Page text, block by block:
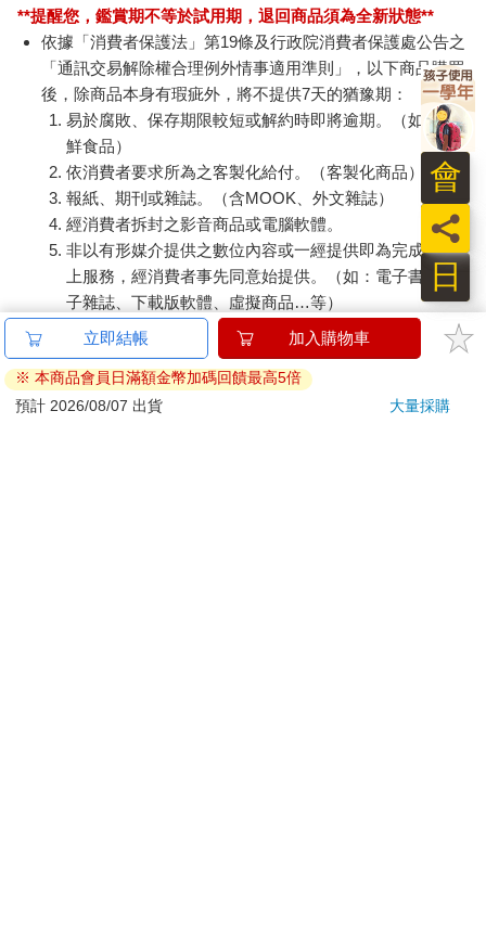
**提醒您，鑑賞期不等於試用期，退回商品須為全新狀態**
依據「消費者保護法」第19條及行政院消費者保護處公告之
「通訊交易解除權合理例外情事適用準則」，以下商品購買
後，除商品本身有瑕疵外，將不提供7天的猶豫期：
易於腐敗、保存期限較短或解約時即將逾期。（如：生
鮮食品）
依消費者要求所為之客製化給付。（客製化商品）
報紙、期刊或雜誌。（含MOOK、外文雜誌）
經消費者拆封之影音商品或電腦軟體。
非以有形媒介提供之數位內容或一經提供即為完成之線
上服務，經消費者事先同意始提供。（如：電子書、電
子雜誌、下載版軟體、虛擬商品…等）
已拆封之個人衛生用品。（如：內衣褲、刮鬍刀、除毛
刀…等）
若非上列種類商品，均享有到貨7天的猶豫期（含例假
日）。
立即結帳 加入購物車
※ 本商品會員日滿額金幣加碼回饋最高5倍
預計 2026/08/07 出貨
大量採購
日
員
會